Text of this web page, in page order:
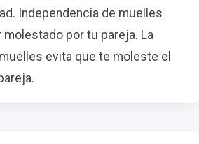
Independencia de muelles
molestado por tu pareja. La
evita que te moleste el